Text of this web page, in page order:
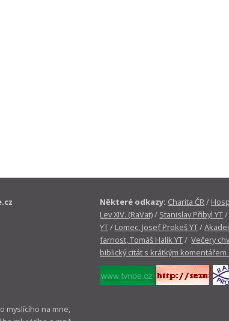
myslícího na mne,
Některé odkazy: Charita ČR/
Lev XIV. (RaVat)/ Stanislav Přibyl YT
YT/ Lomec, Josef Prokeš YT/
farnost, Tomáš Halík YT/Večery
biblický citát s krátkým komentářem